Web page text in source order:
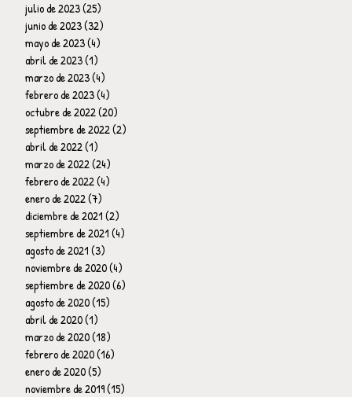
julio de 2023(25)
junio de 2023(32)
mayo de 2023(4)
abril de 2023(1)
marzo de 2023(4)
febrero de 2023(4)
octubre de 2022(20)
septiembre de 2022(2)
abril de 2022(1)
marzo de 2022(24)
febrero de 2022(4)
enero de 2022(7)
diciembre de 2021(2)
septiembre de 2021(4)
agosto de 2021(3)
noviembre de 2020(4)
septiembre de 2020(6)
agosto de 2020(15)
abril de 2020(1)
marzo de 2020(18)
febrero de 2020(16)
enero de 2020(5)
noviembre de 2019(15)